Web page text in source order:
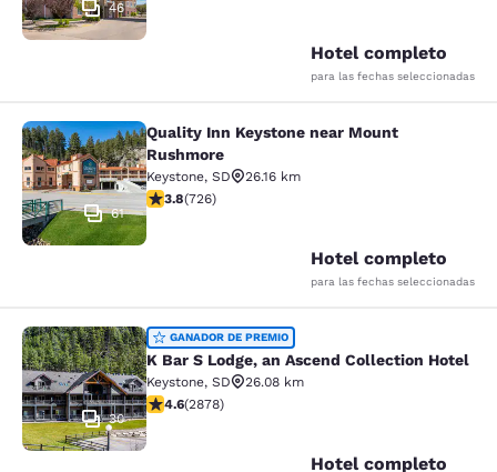
46
Hotel completo
para las fechas seleccionadas
Quality Inn Keystone near Mount
61
Quality Inn Keystone near Mount
Rushmore
Keystone, SD
26.16 km
calificación de 3.75 estrellas. Bueno. 726 reseñas
3.8(726)
Hotel completo
para las fechas seleccionadas
K Bar S Lodge, an Ascend
30
GANADOR DE PREMIO
K Bar S Lodge, an Ascend Collection Hotel
Keystone, SD
26.08 km
calificación de 4.64 estrellas. Excepcional. 2878
4.6(2878)
Hotel completo